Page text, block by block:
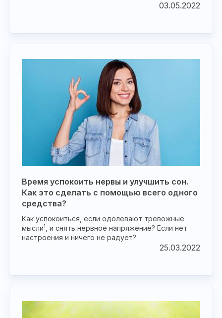
03.05.2022
Время успокоить нервы и улучшить сон.
Как это сделать с помощью всего одного
средства?
Как успокоиться, если одолевают тревожные
мысли1
, и снять нервное напряжение? Если нет
настроения и ничего не радует?
25.03.2022